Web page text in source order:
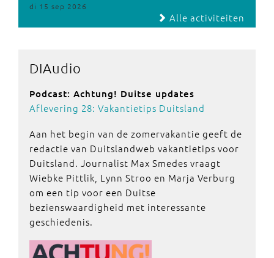
di 15 sep 2026
Alle activiteiten
DIAudio
Podcast: Achtung! Duitse updates
Aflevering 28: Vakantietips Duitsland
Aan het begin van de zomervakantie geeft de
redactie van Duitslandweb vakantietips voor
Duitsland. Journalist Max Smedes vraagt
Wiebke Pittlik, Lynn Stroo en Marja Verburg
om een tip voor een Duitse
bezienswaardigheid met interessante
geschiedenis.